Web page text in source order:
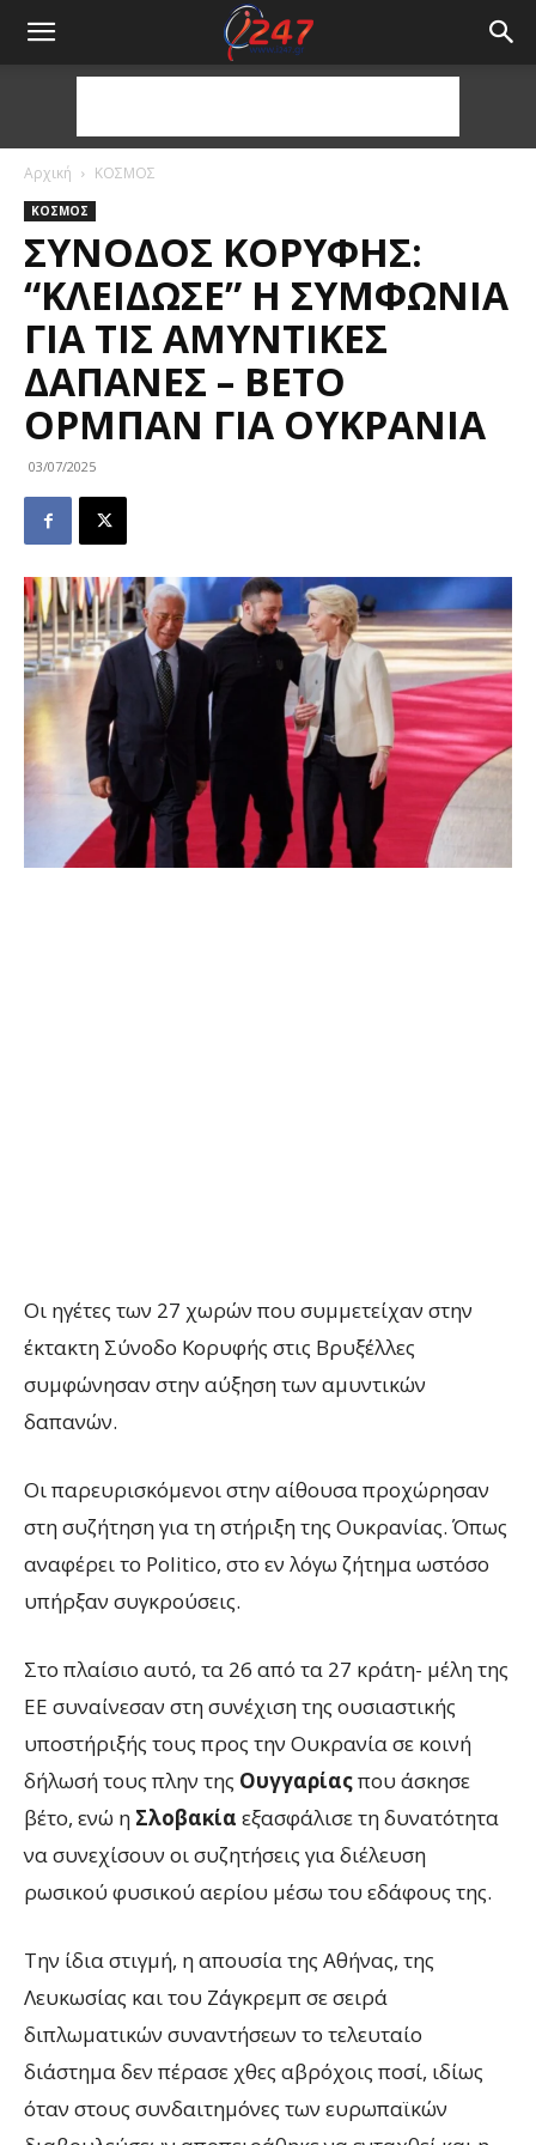
Αρχική ΚΟΣΜΟΣ
ΚΟΣΜΟΣ
ΣΎΝΟΔΟΣ ΚΟΡΥΦΉΣ:
“ΚΛΕΊΔΩΣΕ” Η ΣΥΜΦΩΝΊΑ
ΓΙΑ ΤΙΣ ΑΜΥΝΤΙΚΈΣ
ΔΑΠΆΝΕΣ – ΒΈΤΟ
ΌΡΜΠΑΝ ΓΙΑ ΟΥΚΡΑΝΊΑ
03/07/2025
Οι ηγέτες των 27 χωρών που συμμετείχαν στην
έκτακτη Σύνοδο Κορυφής στις Βρυξέλλες
συμφώνησαν στην αύξηση των αμυντικών
δαπανών.
Οι παρευρισκόμενοι στην αίθουσα προχώρησαν
στη συζήτηση για τη στήριξη της Ουκρανίας. Όπως
αναφέρει το Politico, στο εν λόγω ζήτημα ωστόσο
υπήρξαν συγκρούσεις.
Στο πλαίσιο αυτό, τα 26 από τα 27 κράτη- μέλη της
ΕΕ συναίνεσαν στη συνέχιση της ουσιαστικής
υποστήριξής τους προς την Ουκρανία σε κοινή
δήλωσή τους πλην της Ουγγαρίαςπου άσκησε
βέτο, ενώ η Σλοβακία εξασφάλισε τη δυνατότητα
να συνεχίσουν οι συζητήσεις για διέλευση
ρωσικού φυσικού αερίου μέσω του εδάφους της.
Την ίδια στιγμή, η απουσία της Αθήνας, της
Λευκωσίας και του Ζάγκρεμπ σε σειρά
διπλωματικών συναντήσεων το τελευταίο
διάστημα δεν πέρασε χθες αβρόχοις ποσί, ιδίως
όταν στους συνδαιτημόνες των ευρωπαϊκών